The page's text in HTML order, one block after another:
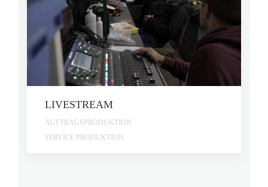
LIVESTREAM
AUFTRAGSPRODUKTION
SERVICE PRODUKTION